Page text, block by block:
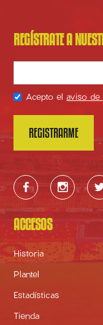
REGÍSTRATE A
Acepto el aviso de
 
ACCESOS
Historia
Plantel
Estadísticas
Tienda